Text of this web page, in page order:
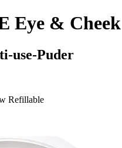
Eye & Cheek
use-Puder
Refillable